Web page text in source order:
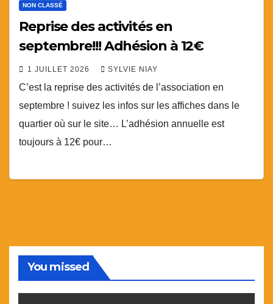
NON CLASSÉ
Reprise des activités en
septembre!!! Adhésion à 12€
1 JUILLET 2026 SYLVIE NIAY
C’est la reprise des activités de l’association en
septembre ! suivez les infos sur les affiches dans le
quartier où sur le site… L’adhésion annuelle est
toujours à 12€ pour…
You missed